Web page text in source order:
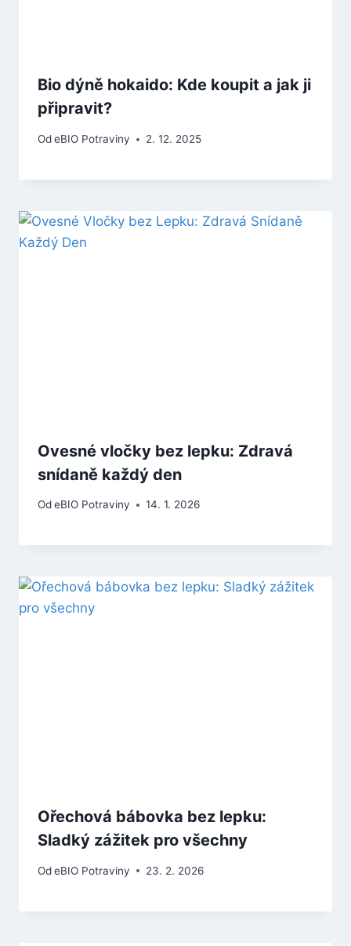
Bio dýně hokaido: Kde koupit a jak ji
připravit?
OdeBIO Potraviny 2. 12. 2025
Ovesné vločky bez lepku: Zdravá
snídaně každý den
OdeBIO Potraviny 14. 1. 2026
Ořechová bábovka bez lepku:
Sladký zážitek pro všechny
OdeBIO Potraviny 23. 2. 2026